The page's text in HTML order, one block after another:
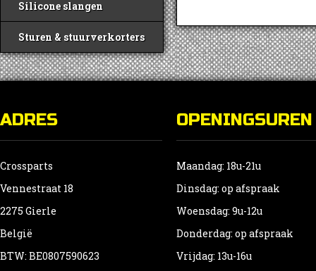
Silicone slangen
Sturen & stuurverkorters
ADRES
Crossparts
Vennestraat 18
2275 Gierle
België
BTW: BE0807590623
OPENINGSUREN
Maandag: 18u-21u
Dinsdag: op afspraak
Woensdag: 9u-12u
Donderdag: op afspraak
Vrijdag: 13u-16u